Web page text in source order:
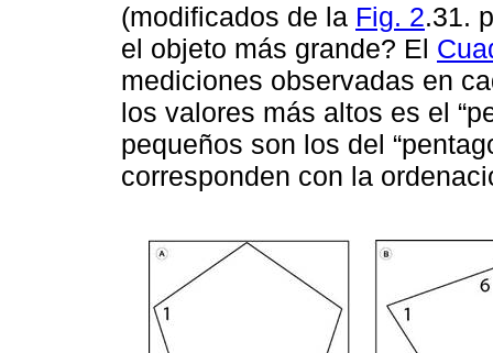
(modificados de la Fig. 2.31.
el objeto más grande? El
mediciones observadas en
los valores más altos es el
pequeños son los del
corresponden con la